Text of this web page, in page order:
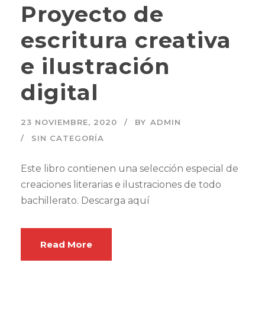
Proyecto de
escritura creativa
e ilustración
digital
23 NOVIEMBRE, 2020 BY ADMIN
SIN CATEGORÍA
Este libro contienen una selección especial de
creaciones literarias e ilustraciones de todo
bachillerato. Descarga aquí
Read More